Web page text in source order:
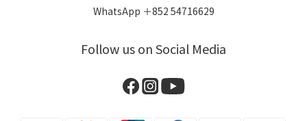
WhatsApp ＋852 54716629
Follow us on Social Media